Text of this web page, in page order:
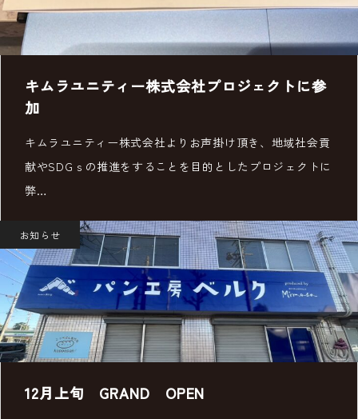
キムラユニティー株式会社プロジェクトに参
加
キムラユニティー株式会社よりお声掛け頂き、地域社会貢
献やSDGｓの推進をすることを目的としたプロジェクトに
弊…
お知らせ
12月上旬 GRAND OPEN